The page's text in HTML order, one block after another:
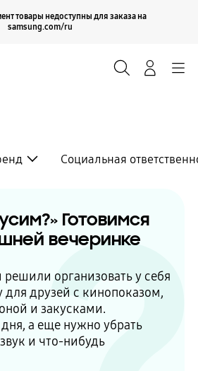
товары недоступны для заказа на
samsung.com/ru
Продолжить
Социальная
Готовимся
вечеринке
решили организовать у себя
друзей с кинопоказом,
и закусками.
а еще нужно убрать
и что-нибудь